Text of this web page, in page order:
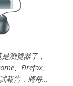
瀏覽器了，
、Firefox、
報告，將每個